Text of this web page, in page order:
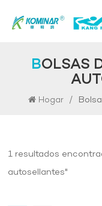
BOLSAS DE ESTERILIZACIÓN
Hogar /
1 resultados
autosellantes"